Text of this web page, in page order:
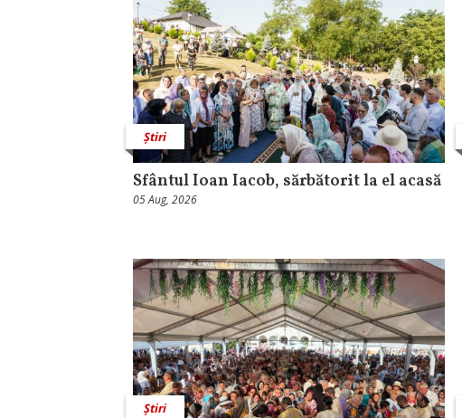
Știri
Sfântul Ioan Iacob, sărbătorit la el acasă
05 Aug, 2026
Știri